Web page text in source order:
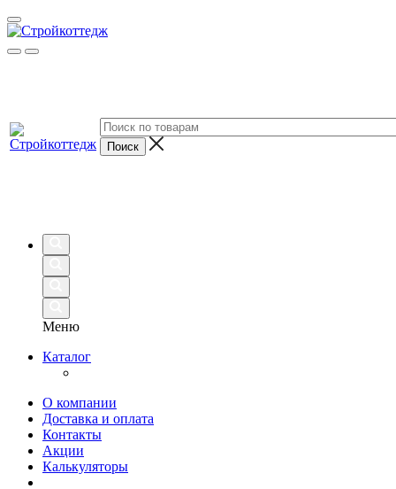
Меню
Каталог
О компании
Доставка и оплата
Контакты
Акции
Калькуляторы